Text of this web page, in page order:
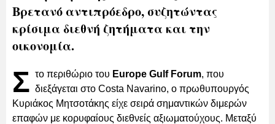
Βρετανό αντιπρόεδρο, συζητώντας
κρίσιμα διεθνή ζητήματα και την
οικονομία.
Σ το περιθώριο του Europe Gulf Forum, που
διεξάγεται στο Costa Navarino, ο πρωθυπουργός
Κυριάκος Μητσοτάκης είχε σειρά σημαντικών διμερών
επαφών με κορυφαίους διεθνείς αξιωματούχους. Μεταξύ